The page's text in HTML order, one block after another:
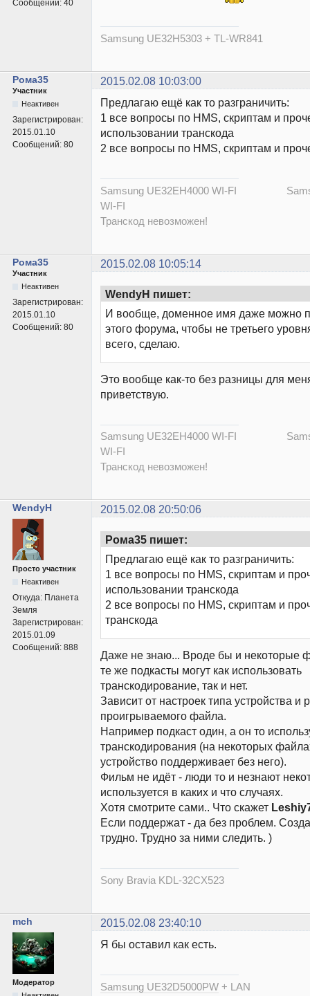
Сообщений: 40
Samsung UE32H5303 + ТL-WR841
Рома35 2015.02.08 10:03:00
Участник
Неактивен
Зарегистрирован:
2015.01.10
Сообщений: 80
Предлагаю ещё как то разграничить:
1 все вопросы по HMS, скриптам и
использовании транскода
2 все вопросы по HMS, скриптам и
Samsung UE32EH4000 WI-FI
WI-FI
Транскод невозможен!
Рома35 2015.02.08 10:05:14
Участник
Неактивен
Зарегистрирован:
2015.01.10
Сообщений: 80
WendyH пишет:
И вообще, доменное имя даже можно
этого форума, чтобы не третьего
всего, сделаю.
Это вообще как-то без разницы для
приветствую.
Samsung UE32EH4000 WI-FI
WI-FI
Транскод невозможен!
WendyH 2015.02.08 20:50:06
Просто участник
Неактивен
Откуда: Планета
Земля
Зарегистрирован:
2015.01.09
Сообщений: 888
Рома35 пишет:
Предлагаю ещё как то разграничить:
1 все вопросы по HMS, скриптам и
использовании транскода
2 все вопросы по HMS, скриптам и
транскода
Даже не знаю... Вроде бы и некоторые
те же подкасты могут как использовать
транскодирование, так и нет.
Зависит от настроек типа устройства и
проигрываемого файла.
Например подкаст один, а он то
транскодирования (на некоторых
устройство поддерживает без него).
Фильм не идёт - люди то и незнают
используется в каких и что случаях.
Хотя смотрите сами.. Что скажет
Если поддержат - да без проблем.
трудно. Трудно за ними следить. )
Sony Bravia KDL-32CX523
mch 2015.02.08 23:40:10
Модератор
Я бы оставил как есть.
Samsung UE32D5000PW + LAN